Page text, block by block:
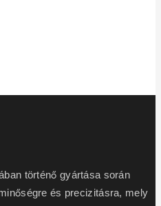
történő gyártása során
és precizitásra, mely